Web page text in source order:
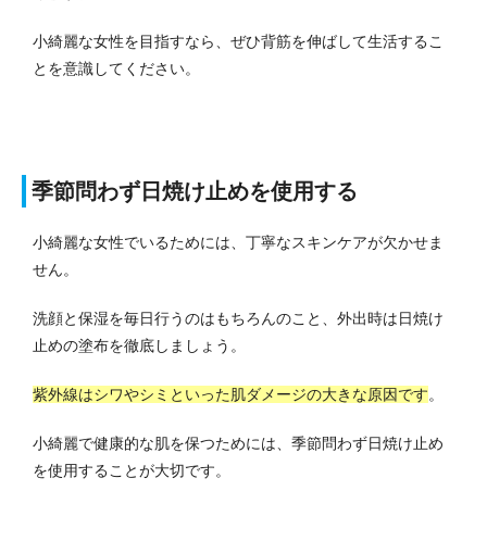
小綺麗な女性を目指すなら、ぜひ背筋を伸ばして生活するこ
とを意識してください。
季節問わず日焼け止めを使用する
小綺麗な女性でいるためには、丁寧なスキンケアが欠かせま
せん。
洗顔と保湿を毎日行うのはもちろんのこと、外出時は日焼け
止めの塗布を徹底しましょう。
紫外線はシワやシミといった肌ダメージの大きな原因です。
小綺麗で健康的な肌を保つためには、季節問わず日焼け止め
を使用することが大切です。